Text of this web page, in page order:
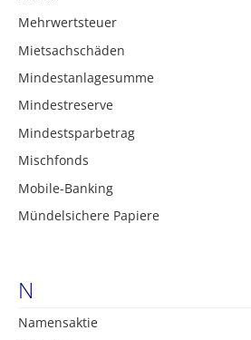
Mehrwertsteuer
Mietsachschäden
Mindestanlagesumme
Mindestreserve
Mindestsparbetrag
Mischfonds
Mobile-Banking
Mündelsichere Papiere
N
Namensaktie